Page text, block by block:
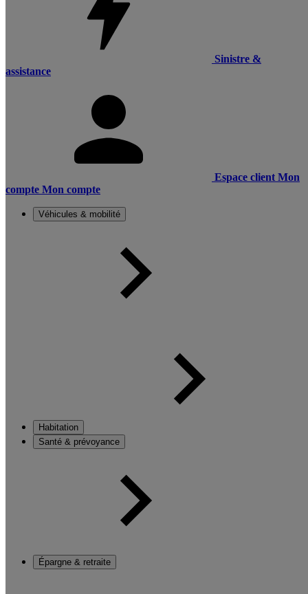
Sinistre &
assistance
Espace client Mon
compte Mon compte
Véhicules & mobilité
Habitation
Santé & prévoyance
Épargne & retraite